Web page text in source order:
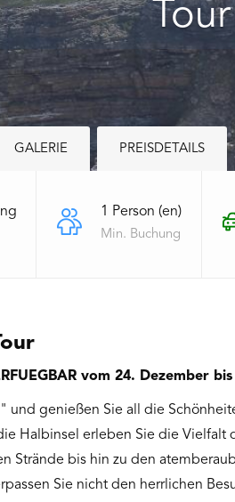
Tour
GALERIE PREISDETAILS
1 Person (en)
Min. Buchung
vom 24. Dezember
und genießen Sie all die
Halbinsel erleben Sie die Vielfalt
Strände bis hin zu den
Sie nicht den herrlichen